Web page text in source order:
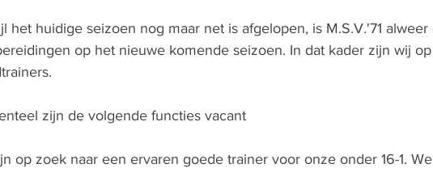
het huidige seizoen nog maar net is afgelopen, is M.S.V.'71
op het nieuwe komende seizoen. In dat kader zijn wij
zijn de volgende functies vacant
op zoek naar een ervaren goede trainer voor onze onder 16-1.